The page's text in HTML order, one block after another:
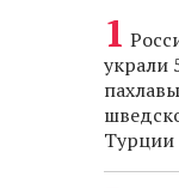
украли
Турции